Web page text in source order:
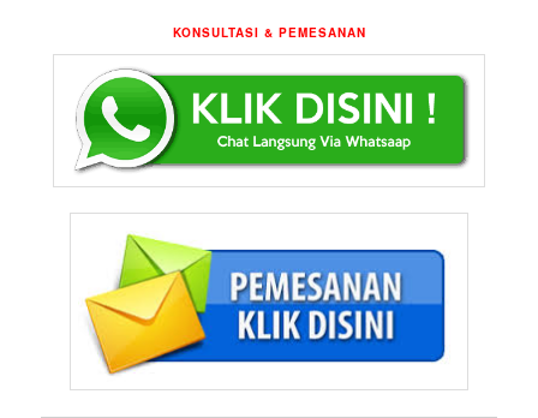
KONSULTASI & PEMESANAN